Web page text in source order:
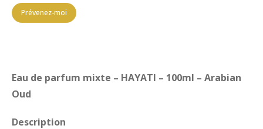
Prévenez-moi
Eau de parfum mixte – HAYATI – 100ml – Arabian
Oud
Description